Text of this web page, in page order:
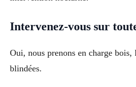
Intervenez-vous sur
Oui, nous prenons en charge
blindées.